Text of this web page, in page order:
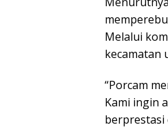
Melalui
kecamatan
“Porcam
Kami ingin
berprestasi